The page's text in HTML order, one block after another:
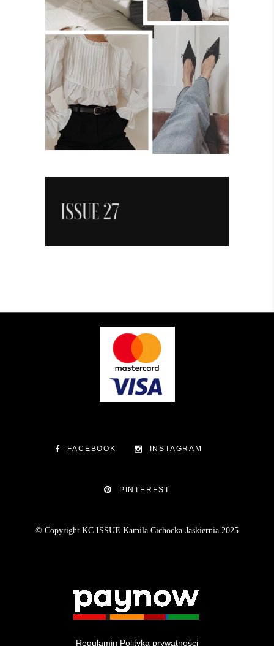
FACEBOOK INSTAGRAM
PINTEREST
© Copyright KC ISSUE Kamila Cichocka-Jaskiernia 2025
Regulamin Polityka prywatności